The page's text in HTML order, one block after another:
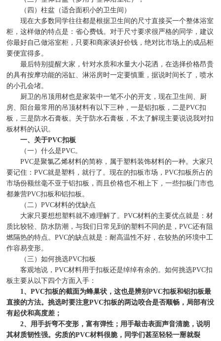
（四）柱盆（适合面积小的卫生间）
现在大多数同学往往都是根据卫生间的尺寸直接买一个整体浴室
柜，这样做的特点是：省心费钱。对于尺寸要求很严格的同学，建议
你最好自己做浴室柜，只要和商家谈好价钱，绝对比市场上的成品柜
要便宜得多。
最后特别提醒大家，针对水质和水量大小花洒，在选择价格昂贵
的具有按摩功能的浴缸、淋浴房时一定要慎重，据说时间长了，喷水
的小孔会堵。
厨卫的吊顶用材也是家装中一笔不小的开支，现在卫生间、厨
房、阳台最常用的吊顶材料有以下三种，一是铝扣板，二是PVC扣
板，三是防水石膏板。关于防水石膏板，不太了解现主要说说我对扣
板材料的认识。
一、关于PVC扣板
（一）什么是PVC。
PVC是聚氯乙烯材料的简称，属于塑料装饰材料的一种。大家只
要记住：PVC就是塑料，就行了。现在的扣板市场，PVC扣板所占的
市场份额丝毫不亚于铝扣板，而且价格也不相上下，一些扣板门市也
都兼营PVC扣板和铝扣板。
（二）PVC材料的优缺点
大家只要想想塑料就不难理解了。PVC材料的主要优点就是：材
质比较轻、防水防潮，与我们日常见到的塑料不同的是，PVC还有阻
燃隔热的特点。PVC的缺点就是：耐高温性不好，在较热的环境中工
作容易变形。
（三）如何挑选PVC扣板
客观地说，PVC材料用于扣板还是绰绰有余的。如何挑选PVC扣
板主要从以下四个方面入手：
1、PVC扣板的截面为蜂巢状，这也是辨别PVC扣板和铝扣板最
直接的方法。挑选时要注意PVC扣板的两边咬合是否顺畅，局部有没
有起伏和高度差；
2、用手折弯不变形，富有弹性；用手敲击表面声音清脆，说明
其材质韧性强。劣质的PVC材料很脆，同学们甚至轻轻一掰就裂